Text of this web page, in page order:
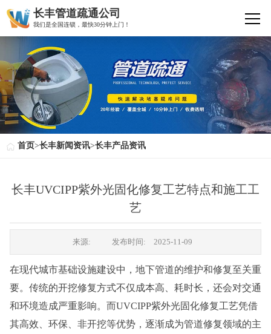
长丰管道疏通公司
我们是全国连锁，最快30分钟上门！
首页>长丰新闻资讯>长丰产品资讯
长丰UVCIPP紫外光固化修复工艺特点和施工工
艺
来源: 发布时间: 2025-11-09
在现代城市基础设施建设中，地下管道的维护和修复至关重
要。传统的开挖修复方式不仅成本高、耗时长，还会对交通
和环境造成严重影响。而UVCIPP紫外光固化修复工艺凭借
其高效、环保、非开挖等优势，逐渐成为管道修复领域的主